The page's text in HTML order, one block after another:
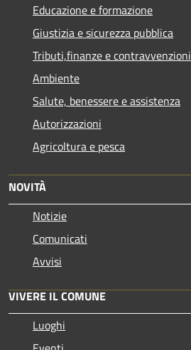
Educazione e formazione
Giustizia e sicurezza pubblica
Tributi,finanze e contravvenzioni
Ambiente
Salute, benessere e assistenza
Autorizzazioni
Agricoltura e pesca
NOVITÀ
Notizie
Comunicati
Avvisi
VIVERE IL COMUNE
Luoghi